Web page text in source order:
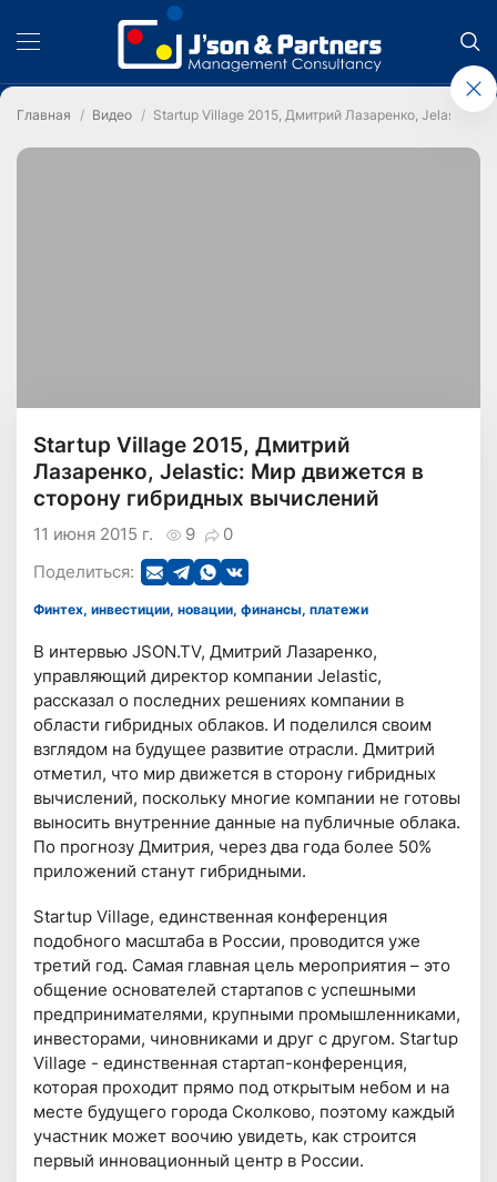
Главная Видео Startup Village 2015, Дмитрий Лазаренко, Jelastic:
Startup Village 2015, Дмитрий
Лазаренко, Jelastic: Мир движется в
сторону гибридных вычислений
10 0
11 июня 2015 г.
Поделиться:
Финтех, инвестиции, новации, финансы, платежи
В интервью JSON.TV, Дмитрий Лазаренко,
управляющий директор компании Jelastic,
рассказал о последних решениях компании в
области гибридных облаков. И поделился своим
взглядом на будущее развитие отрасли. Дмитрий
отметил, что мир движется в сторону гибридных
вычислений, поскольку многие компании не готовы
выносить внутренние данные на публичные облака.
По прогнозу Дмитрия, через два года более 50%
приложений станут гибридными.
Startup Village, единственная конференция
подобного масштаба в России, проводится уже
третий год. Самая главная цель мероприятия – это
общение основателей стартапов с успешными
предпринимателями, крупными промышленниками,
инвесторами, чиновниками и друг с другом. Startup
Village - единственная стартап-конференция,
которая проходит прямо под открытым небом и на
месте будущего города Сколково, поэтому каждый
участник может воочию увидеть, как строится
первый инновационный центр в России.